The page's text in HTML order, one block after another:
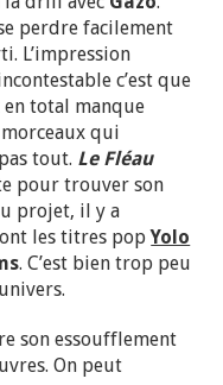
perdre facilement
L’impression
c’est que
total manque
qui
tout. Le Fléau
pour trouver son
projet, il y a
les titres popYolo
. C’est bien trop peu
son essoufflement
On peut